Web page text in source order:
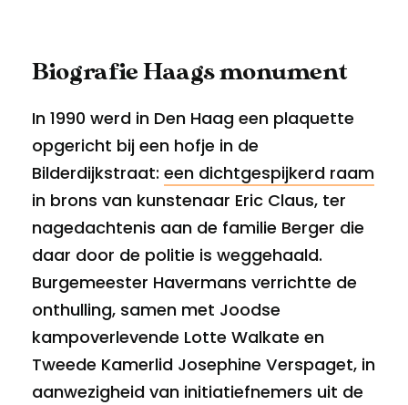
Biografie Haags monument
In 1990 werd in Den Haag een plaquette
opgericht bij een hofje in de
Bilderdijkstraat: een dichtgespijkerd raam
in brons van kunstenaar Eric Claus, ter
nagedachtenis aan de familie Berger die
daar door de politie is weggehaald.
Burgemeester Havermans verrichtte de
onthulling, samen met Joodse
kampoverlevende Lotte Walkate en
Tweede Kamerlid Josephine Verspaget, in
aanwezigheid van initiatiefnemers uit de